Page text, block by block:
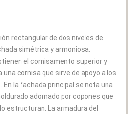
rectangular de dos niveles de
simétrica y armoniosa.
el cornisamento superior y
cornisa que sirve de apoyo a los
En la fachada principal se nota una
adornado por copones que
estructuran. La armadura del